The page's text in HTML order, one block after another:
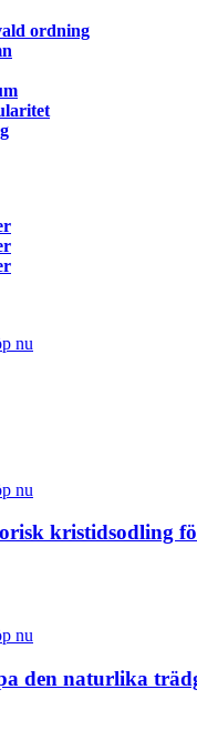
ordning
nu
nu
kristidsodling
nu
den naturlika